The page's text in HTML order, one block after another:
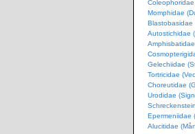
Momphidae
Blastobasidae
Autostichidae
Gelechiidae
Tortricidae
Choreutidae
Urodidae
Epermeniidae
Alucitidae